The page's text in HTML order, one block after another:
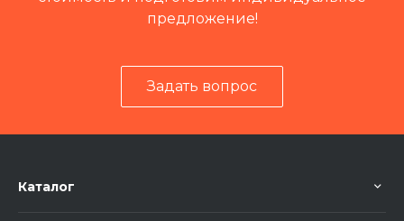
предложение!
Задать вопрос
Каталог